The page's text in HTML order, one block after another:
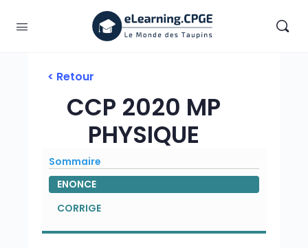
< Retour
CCP 2020 MP
PHYSIQUE
Sommaire
ENONCE
CORRIGE